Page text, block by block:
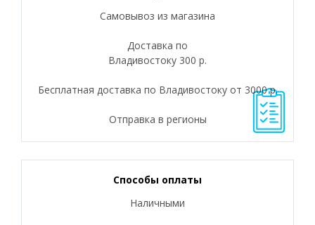
Самовывоз из магазина
Доставка по
Владивостоку 300 р.
Бесплатная доставка по Владивостоку от 3000 р.
Отправка в регионы
Способы оплаты
Наличными